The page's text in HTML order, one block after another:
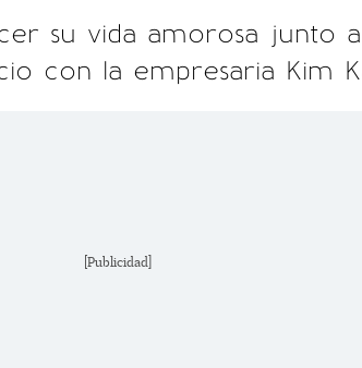
su vida amorosa junto
con la empresaria Kim
[Publicidad]